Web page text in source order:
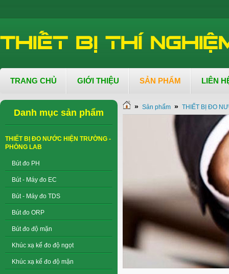
TRANG CHỦ GIỚI THIỆU SẢN PHẨM LIÊN
Danh mục sản phẩm
THIẾT BỊ ĐO NƯỚC HIỆN TRƯỜNG -
PHÒNG LAB
Bút đo PH
Bút - Máy đo EC
Bút - Máy đo TDS
Bút đo ORP
Bút đo độ mặn
Khúc xạ kế đo độ ngọt
Khúc xạ kế đo độ mặn
» Sản phẩm » THIẾT BỊ ĐO